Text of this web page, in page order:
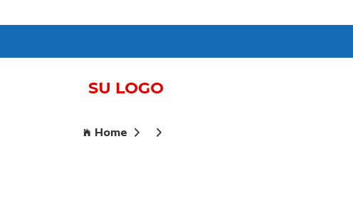
Home